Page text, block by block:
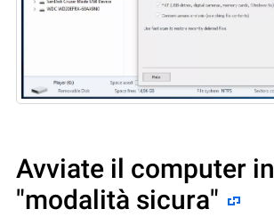
Avviate il computer in
"modalità sicura"